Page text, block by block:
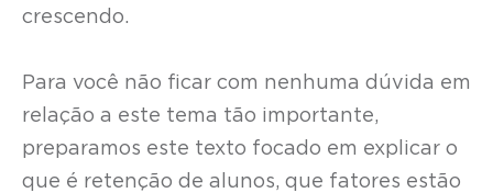
crescendo.
Para você não ficar com nenhuma dúvida em
relação a este tema tão importante,
preparamos este texto focado em explicar o
que é retenção de alunos, que fatores estão